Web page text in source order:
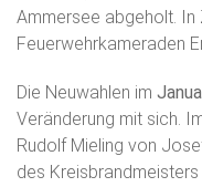
Ammersee abgeholt. In
Feuerwehrkameraden
Die Neuwahlen im
Veränderung mit sich.
Rudolf Mieling von
des